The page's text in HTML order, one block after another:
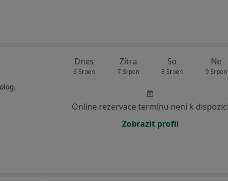
Dnes
6 Srpen
Zítra
7 Srpen
So
8 Srpen
Ne
9 Srpen
Online rezervace termínu není k dispozici
Zobrazit profil